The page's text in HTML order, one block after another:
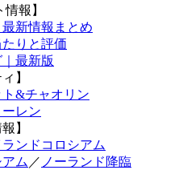
報】
新情報まとめ
りと評価
最新版
】
ト&チャオリン
ーレン
】
ランドコロシアム
ム ／ ノーランド降臨